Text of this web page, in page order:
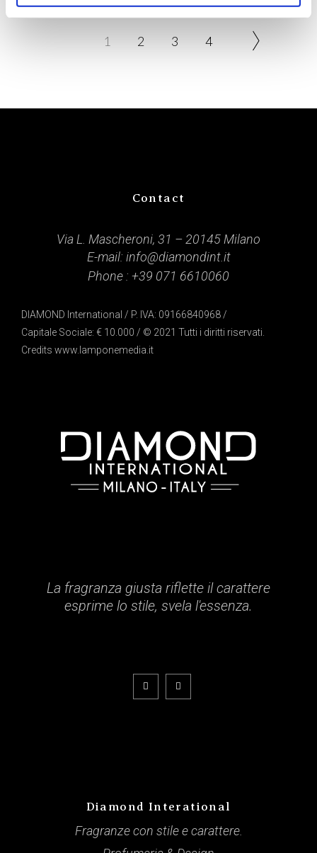
1 2 3 4
Contact
Via L. Mascheroni, 31 – 20145 Milano
E-mail: info@diamondint.it
Phone : +39 071 6610060
DIAMOND International / P. IVA: 09166840968 /
Capitale Sociale: € 10.000 / © 2021 Tutti i diritti riservati.
Credits www.lamponemedia.it
La fragranza giusta riflette il carattere
esprime lo stile, svela l'essenza.
Diamond Interational
Fragranze con stile e carattere.